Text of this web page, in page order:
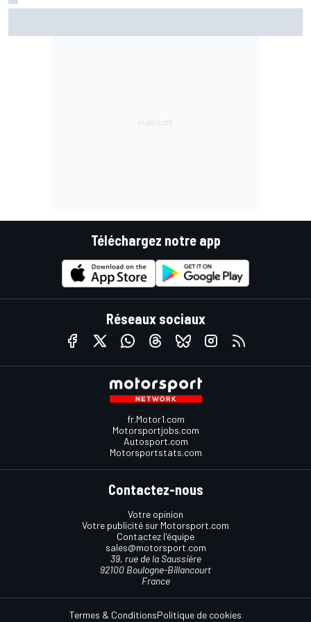
Téléchargez notre app
Réseaux sociaux
fr.Motor1.com
Motorsportjobs.com
Autosport.com
Motorsportstats.com
Contactez-nous
Votre opinion
Votre publicité sur Motorsport.com
Contactez l'équipe
sales@motorsport.com
39, rue de la Saussière
92100 Boulogne-Billancourt
France
Termes & ConditionsPolitique de cookies